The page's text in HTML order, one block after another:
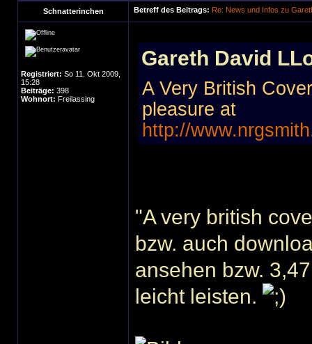
Schnatterinchen Betreff des Beitrags: Re: News und Infos zu
Registriert: So 11. Okt 2009,
15:28
Beiträge: 398
Wohnort: Freilassing
Gareth David
A Very British
pleasure at
http://
"A very british
bzw. auch
ansehen bzw.
leicht leisten.